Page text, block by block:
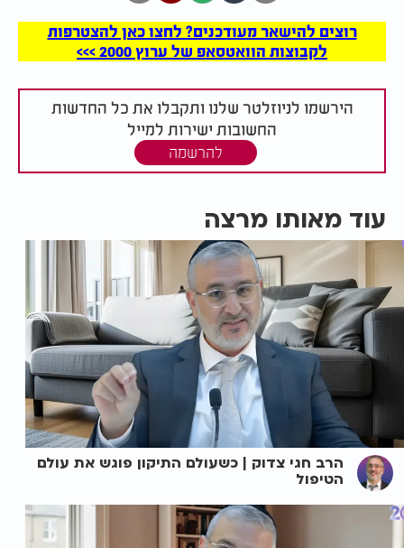
רוצים להישאר מעודכנים? לחצו כאן להצטרפות
לקבוצות הוואטסאפ של ערוץ 2000 >>>
הירשמו לניוזלטר שלנו ותקבלו את כל החדשות
החשובות ישירות למייל
להרשמה
עוד מאותו מרצה
הרב חגי צדוק | כשעולם התיקון פוגש את עולם
הטיפול